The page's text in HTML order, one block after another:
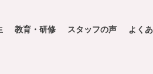
教育・研修 スタッフの声 よく